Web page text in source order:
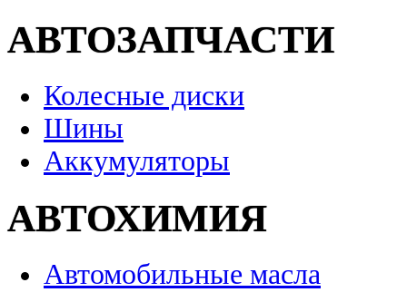
АВТОЗАПЧАСТИ
Колесные диски
Шины
Аккумуляторы
АВТОХИМИЯ
Автомобильные масла